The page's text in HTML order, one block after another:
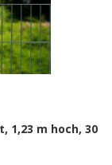
m hoch, 30